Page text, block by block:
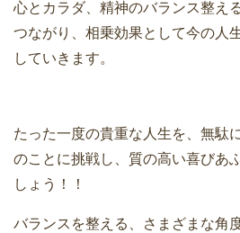
心とカラダ、精神のバランス整え
つながり、相乗効果として今の人
していきます。
たった一度の貴重な人生を、無駄
のことに挑戦し、質の高い喜びあ
しょう！！
バランスを整える、さまざまな角